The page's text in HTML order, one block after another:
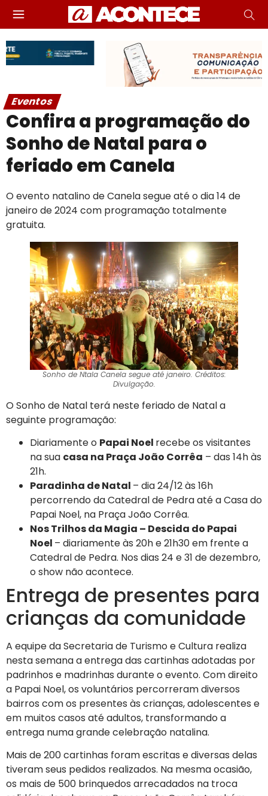
Eventos
Confira a programação do
Sonho de Natal para o
feriado em Canela
O evento natalino de Canela segue até o dia 14 de
janeiro de 2024 com programação totalmente
gratuita.
Sonho de Ntala Canela segue até janeiro. Créditos:
Divulgação.
O Sonho de Natal terá neste feriado de Natal a
seguinte programação:
Diariamente o Papai Noel recebe os visitantes
na sua casa na Praça João Corrêa – das 14h às
21h.
Paradinha de Natal – dia 24/12 às 16h
percorrendo da Catedral de Pedra até a Casa do
Papai Noel, na Praça João Corrêa.
Nos Trilhos da Magia – Descida do Papai
Noel – diariamente às 20h e 21h30 em frente a
Catedral de Pedra. Nos dias 24 e 31 de dezembro,
o show não acontece.
Entrega de presentes para
crianças da comunidade
A equipe da Secretaria de Turismo e Cultura realiza
nesta semana a entrega das cartinhas adotadas por
padrinhos e madrinhas durante o evento. Com direito
a Papai Noel, os voluntários percorreram diversos
bairros com os presentes às crianças, adolescentes e
em muitos casos até adultos, transformando a
entrega numa grande celebração natalina.
Mais de 200 cartinhas foram escritas e diversas delas
tiveram seus pedidos realizados. Na mesma ocasião,
os mais de 500 brinquedos arrecadados na troca